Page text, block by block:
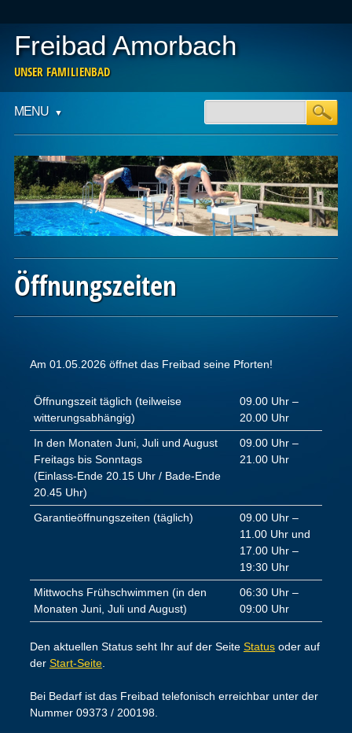
Freibad Amorbach
UNSER FAMILIENBAD
Main menu
content
MENU
Öffnungszeiten
Am 01.05.2026 öffnet das Freibad seine Pforten!
Öffnungszeit täglich (teilweise
witterungsabhängig)
09.00 Uhr –
20.00 Uhr
In den Monaten Juni, Juli und August
Freitags bis Sonntags
(Einlass-Ende 20.15 Uhr / Bade-Ende
20.45 Uhr)
09.00 Uhr –
21.00 Uhr
Garantieöffnungszeiten (täglich)
09.00 Uhr –
11.00 Uhr und
17.00 Uhr –
19:30 Uhr
Mittwochs Frühschwimmen (in den
Monaten Juni, Juli und August)
06:30 Uhr –
09:00 Uhr
Den aktuellen Status seht Ihr auf der Seite Statusoder auf
der Start-Seite.
Bei Bedarf ist das Freibad telefonisch erreichbar unter der
Nummer 09373 / 200198.